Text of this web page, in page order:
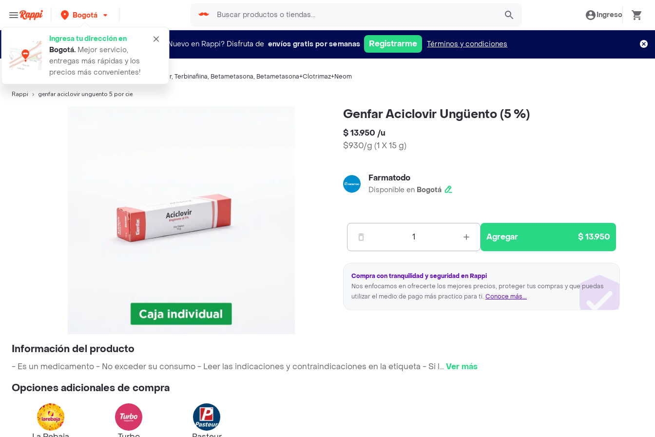
Bogotá
Ingresa tu dirección en
Bogotá. Mejor servicio,
entregas más rápidas y los
precios más convenientes!
Ingreso
¿Nuevo en Rappi? Disfruta de envíos gratis por semanas Registrarme Términos y condiciones
Búsquedas relacionadas:Antimicótico tópico Aciclovir, Terbinafiina, Betametasona, Betametasona+Clotrimaz+Neom
Rappi genfar aciclovir unguento 5 por cie
Genfar Aciclovir Ungüento (5 %)
$ 13.950 /u
$930/g (1 X 15 g)
Farmatodo
Disponible en Bogotá
1 Agregar $ 13.950
Compra con tranquilidad y seguridad en Rappi
Nos enfocamos en ofrecerte los mejores precios, proteger tus compras y que puedas
utilizar el medio de pago más practico para ti. Conoce más...
Información del producto
- Es un medicamento - No exceder su consumo - Leer las indicaciones y contraindicaciones en la etiqueta - Si l...Ver más
Opciones adicionales de compra